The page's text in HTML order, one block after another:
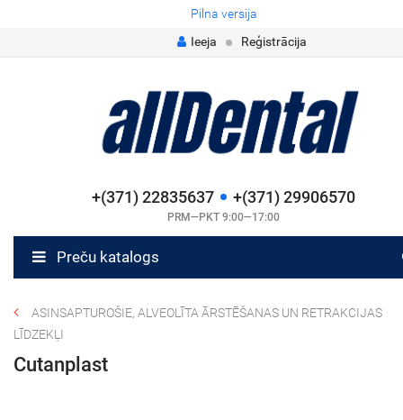
Pilna versija
Ieeja
Reģistrācija
+(371) 22835637 +(371) 29906570
PRM—PKT 9:00—17:00
Preču katalogs
ASINSAPTUROŠIE, ALVEOLĪTA ĀRSTĒŠANAS UN RETRAKCIJAS
LĪDZEKĻI
Cutanplast